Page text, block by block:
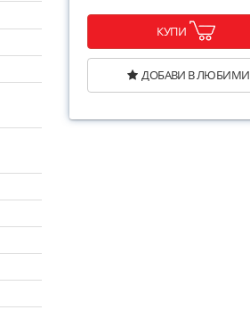
КУПИ
ДОБАВИ В ЛЮБИМИ